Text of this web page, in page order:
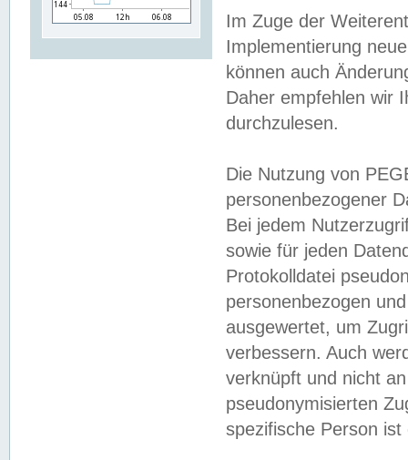
Im Zuge der
Implementierung
können auch
Daher empfehlen wir
durchzulesen.
Die Nutzung von
personenbezogener
Bei jedem
sowie für jeden
Protokolldatei
personenbezogen
ausgewertet, um
verbessern. Auch
verknüpft und nicht
pseudonymisierten
spezifische Person